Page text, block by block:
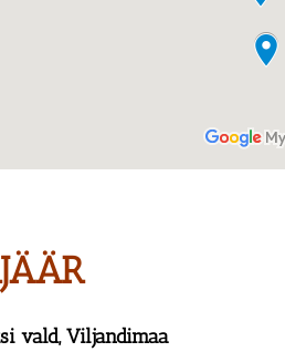
vald, Viljandimaa